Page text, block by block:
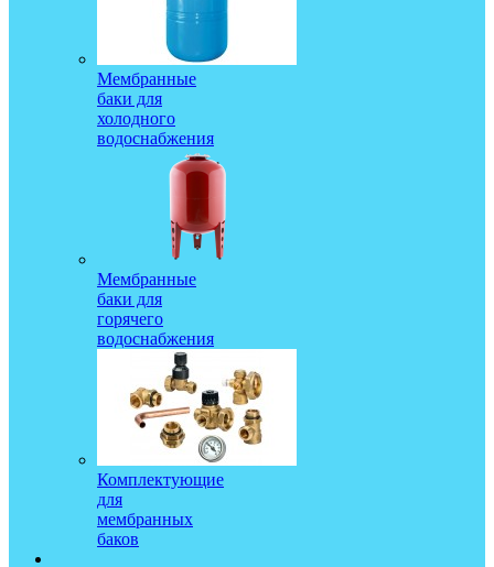
Мембранные
баки для
холодного
водоснабжения
Мембранные
баки для
горячего
водоснабжения
Комплектующие
для
мембранных
баков